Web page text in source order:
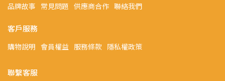
品牌故事 常見問題 供應商合作 聯絡我們
客戶服務
購物說明 會員權益 服務條款 隱私權政策
聯繫客服